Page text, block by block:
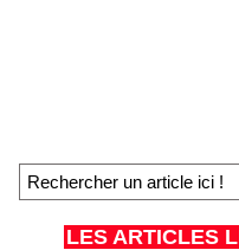
LES ARTICLES